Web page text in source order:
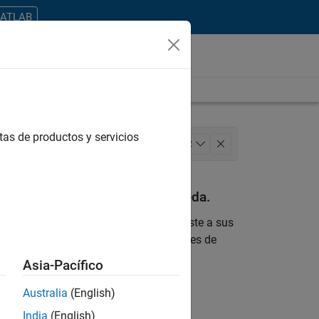
User Experience 2
con sus criterios de búsqueda.
ninguna vacante que se ajuste a sus
sobre nuevas oportunidades de
todos los empleos en su zona.
de productos y servicios
Asia-Pacífico
Australia (English)
India (English)